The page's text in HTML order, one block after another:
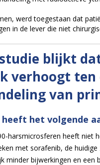
werd toegestaan dat
in de lever die niet
blijkt
verhoogt
van
heeft het volgende
harsmicrosferen heeft niet
met sorafenib, de huidige
minder bijwerkingen en een